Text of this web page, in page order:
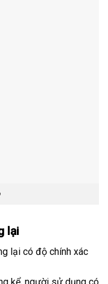
lại
lại có độ chính xác